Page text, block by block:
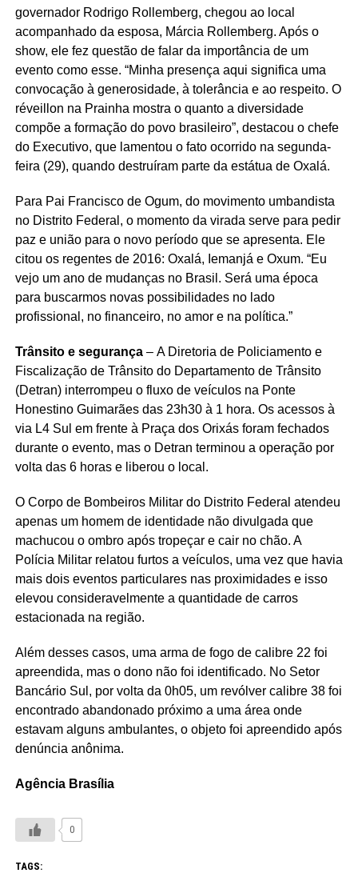
governador Rodrigo Rollemberg, chegou ao local
acompanhado da esposa, Márcia Rollemberg. Após o
show, ele fez questão de falar da importância de um
evento como esse. “Minha presença aqui significa uma
convocação à generosidade, à tolerância e ao respeito. O
réveillon na Prainha mostra o quanto a diversidade
compõe a formação do povo brasileiro”, destacou o chefe
do Executivo, que lamentou o fato ocorrido na segunda-
feira (29), quando destruíram parte da estátua de Oxalá.
Para Pai Francisco de Ogum, do movimento umbandista
no Distrito Federal, o momento da virada serve para pedir
paz e união para o novo período que se apresenta. Ele
citou os regentes de 2016: Oxalá, Iemanjá e Oxum. “Eu
vejo um ano de mudanças no Brasil. Será uma época
para buscarmos novas possibilidades no lado
profissional, no financeiro, no amor e na política.”
Trânsito e segurança– A Diretoria de Policiamento e
Fiscalização de Trânsito do Departamento de Trânsito
(Detran) interrompeu o fluxo de veículos na Ponte
Honestino Guimarães das 23h30 à 1 hora. Os acessos à
via L4 Sul em frente à Praça dos Orixás foram fechados
durante o evento, mas o Detran terminou a operação por
volta das 6 horas e liberou o local.
O Corpo de Bombeiros Militar do Distrito Federal atendeu
apenas um homem de identidade não divulgada que
machucou o ombro após tropeçar e cair no chão. A
Polícia Militar relatou furtos a veículos, uma vez que havia
mais dois eventos particulares nas proximidades e isso
elevou consideravelmente a quantidade de carros
estacionada na região.
Além desses casos, uma arma de fogo de calibre 22 foi
apreendida, mas o dono não foi identificado. No Setor
Bancário Sul, por volta da 0h05, um revólver calibre 38 foi
encontrado abandonado próximo a uma área onde
estavam alguns ambulantes, o objeto foi apreendido após
denúncia anônima.
Agência Brasília
0
TAGS: